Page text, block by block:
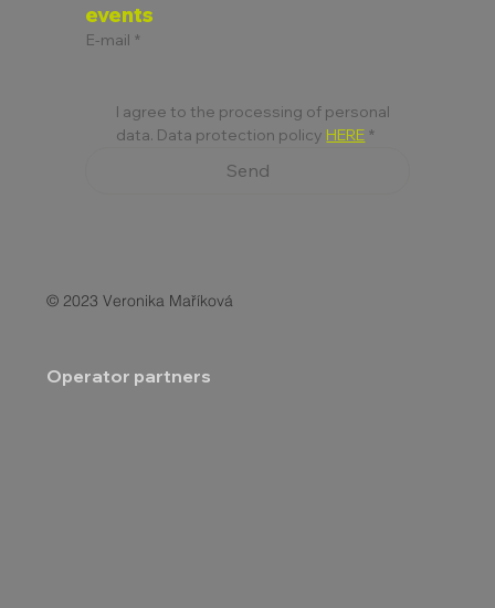
events
E-mail *
I agree to the processing of personal
data. Data protection policy HERE *
Send
© 2023 Veronika Maříková
Operator partners